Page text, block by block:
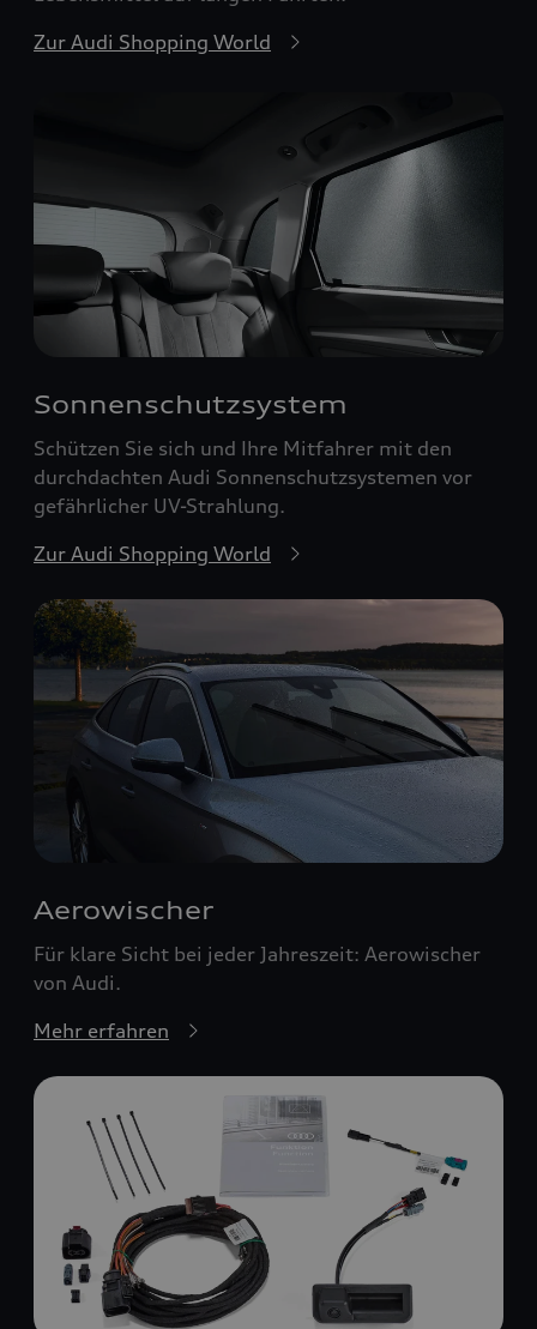
Zur Audi Shopping World
Sonnenschutzsystem
Schützen Sie sich und Ihre Mitfahrer mit den
durchdachten Audi Sonnenschutzsystemen vor
gefährlicher UV-Strahlung.
Zur Audi Shopping World
Aerowischer
Für klare Sicht bei jeder Jahreszeit: Aerowischer
von Audi.
Mehr erfahren